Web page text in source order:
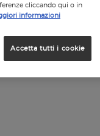
cliccando qui o in
informazioni
Accetta tutti i cookie